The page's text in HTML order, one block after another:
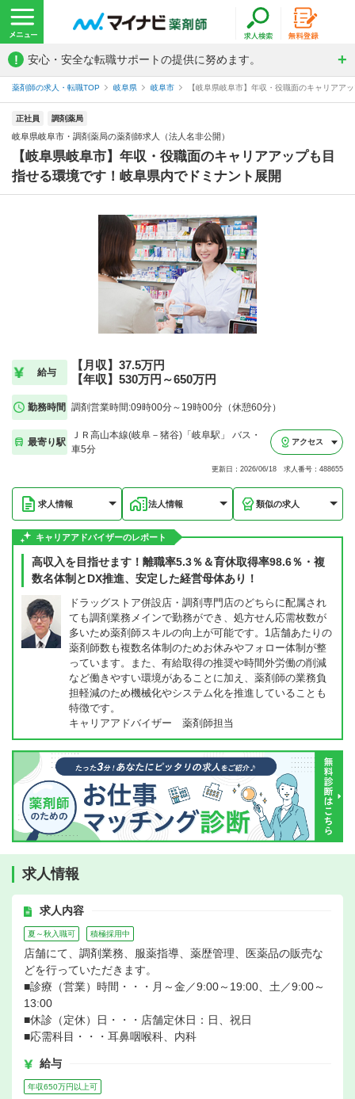
! 安心・安全な転職サポートの提供に努めます。
薬剤師の求人・転職TOP 岐阜県 岐阜市 【岐阜県岐阜市】年収・役職面のキャリアア
正社員 調剤薬局
岐阜県岐阜市・調剤薬局の薬剤師求人（法人名非公開）
【岐阜県岐阜市】年収・役職面のキャリアアップも目
指せる環境です！岐阜県内でドミナント展開
給与
【月収】37.5万円
【年収】530万円～650万円
勤務時間 調剤営業時間:09時00分～19時00分（休憩60分）
最寄り駅
ＪＲ高山本線(岐阜－猪谷)「岐阜駅」 バス・
車5分
アクセス
更新日：2026/06/18 求人番号：488655
求人情報 法人情報 類似の求人
キャリアアドバイザーのレポート
高収入を目指せます！離職率5.3％＆育休取得率98.6％・複
数名体制とDX推進、安定した経営母体あり！
ドラッグストア併設店・調剤専門店のどちらに配属され
ても調剤業務メインで勤務ができ、処方せん応需枚数が
多いため薬剤師スキルの向上が可能です。1店舗あたりの
薬剤師数も複数名体制のためお休みやフォロー体制が整
っています。また、有給取得の推奨や時間外労働の削減
など働きやすい環境があることに加え、薬剤師の業務負
担軽減のため機械化やシステム化を推進していることも
特徴です。
キャリアアドバイザー 薬剤師担当
求人情報
求人内容
夏～秋入職可 積極採用中
店舗にて、調剤業務、服薬指導、薬歴管理、医薬品の販売な
どを行っていただきます。
■診療（営業）時間・・・月～金／9:00～19:00、土／9:00～
13:00
■休診（定休）日・・・店舗定休日：日、祝日
■応需科目・・・耳鼻咽喉科、内科
給与
年収650万円以上可